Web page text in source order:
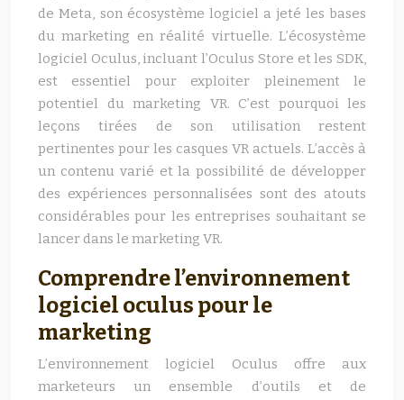
de Meta, son écosystème logiciel a jeté les bases
du marketing en réalité virtuelle. L’écosystème
logiciel Oculus, incluant l’Oculus Store et les SDK,
est essentiel pour exploiter pleinement le
potentiel du marketing VR. C’est pourquoi les
leçons tirées de son utilisation restent
pertinentes pour les casques VR actuels. L’accès à
un contenu varié et la possibilité de développer
des expériences personnalisées sont des atouts
considérables pour les entreprises souhaitant se
lancer dans le marketing VR.
Comprendre l’environnement
logiciel oculus pour le
marketing
L’environnement logiciel Oculus offre aux
marketeurs un ensemble d’outils et de